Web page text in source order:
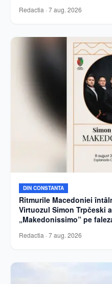
Redactia · 7 aug. 2026
DIN CONSTANTA
Ritmurile Macedoniei
Virtuozul Simon Trpčeski
„Makedonissimo” pe
Redactia · 7 aug. 2026